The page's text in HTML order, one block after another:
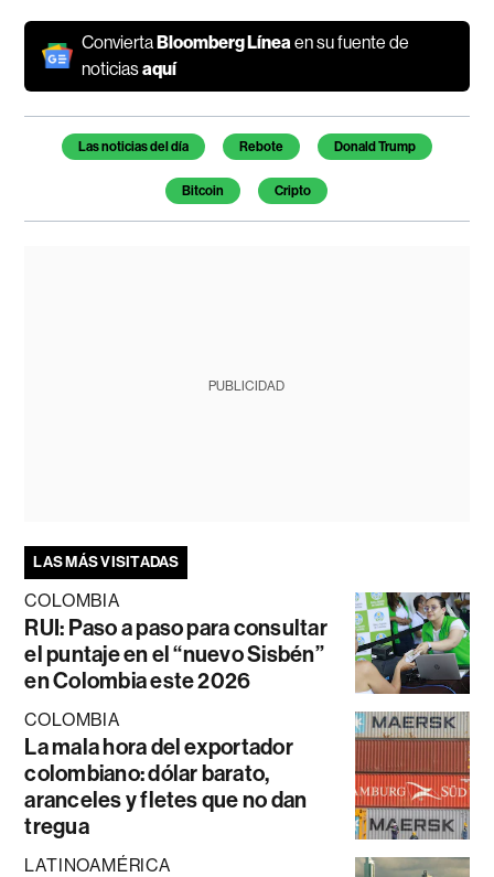
ConviertaBloomberg Línea en su fuente de
noticiasaquí
Temas de este artículo
Las noticias del día Rebote Donald Trump
Bitcoin Cripto
PUBLICIDAD
LAS MÁS VISITADAS
COLOMBIA
RUI: Paso a paso para consultar
el puntaje en el “nuevo Sisbén”
en Colombia este 2026
COLOMBIA
La mala hora del exportador
colombiano: dólar barato,
aranceles y fletes que no dan
tregua
LATINOAMÉRICA